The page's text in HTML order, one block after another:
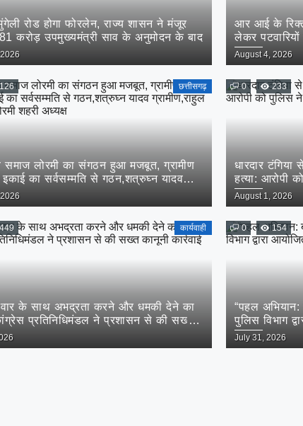
रोड होगा फोरलेन, राज्य शासन ने मंजूर
करोड़ उपमुख्यमंत्री साव के अनुमोदन के बाद
आर आई के
लेकर
ज्ञापन..
Posted
on
August 4, 2026
छत्तीसगढ़
समाज लोरमी का संगठन हुआ मजबूत, ग्रामीण
इकाई का सर्वसम्मति से गठन,शत्रुघ्न यादव
यादव बने लोरमी शहरी अध्यक्ष
0 233
धारदार
हत्या: आरोपी
Posted
on
August 1, 2026
कार्यवाही
के साथ अभद्रता करने और धमकी देने का
प्रतिनिधिमंडल ने प्रशासन से की सख्त
की मांग
0 154
“पहल
पुलिस विभाग
Posted
on
July 31, 2026